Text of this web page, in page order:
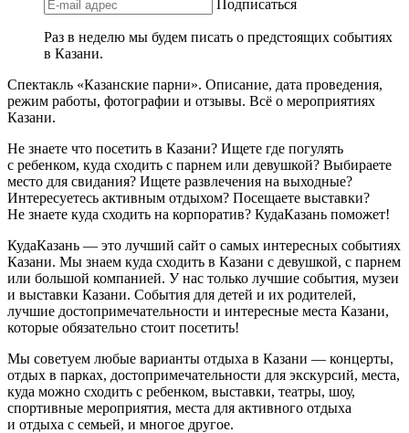
Подписаться
Раз в неделю мы будем писать о предстоящих событиях
в Казани.
Спектакль «Казанские парни». Описание, дата проведения,
режим работы, фотографии и отзывы. Всё о мероприятиях
Казани.
Не знаете что посетить в Казани? Ищете где погулять
с ребенком, куда сходить с парнем или девушкой? Выбираете
место для свидания? Ищете развлечения на выходные?
Интересуетесь активным отдыхом? Посещаете выставки?
Не знаете куда сходить на корпоратив? КудаКазань поможет!
КудаКазань — это лучший сайт о самых интересных событиях
Казани. Мы знаем куда сходить в Казани с девушкой, с парнем
или большой компанией. У нас только лучшие события, музеи
и выставки Казани. События для детей и их родителей,
лучшие достопримечательности и интересные места Казани,
которые обязательно стоит посетить!
Мы советуем любые варианты отдыха в Казани — концерты,
отдых в парках, достопримечательности для экскурсий, места,
куда можно сходить с ребенком, выставки, театры, шоу,
спортивные мероприятия, места для активного отдыха
и отдыха с семьей, и многое другое.